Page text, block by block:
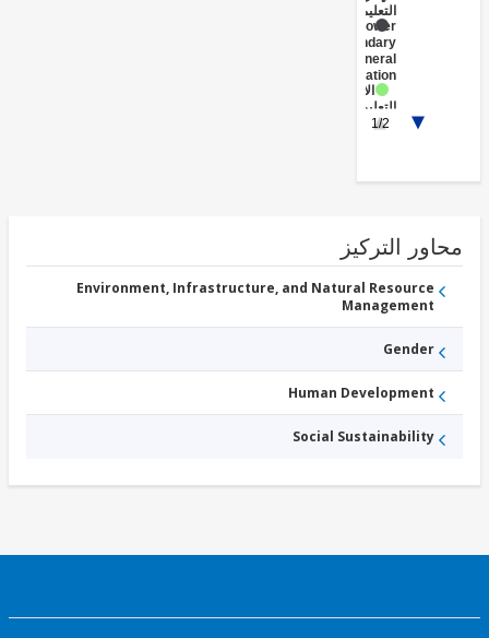
Secondary
Education
Upper
التركيز
Environment, Infrastructure, and Natural Resource
Management
Gender
Human Development
Social Sustainability